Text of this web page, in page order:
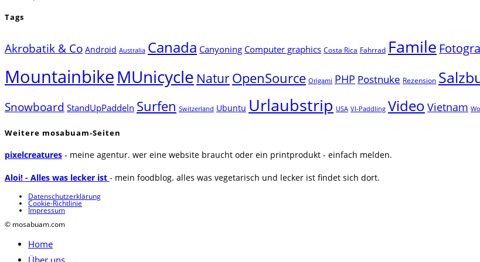
Tags
Akrobatik & Co Android Australia Canada Canyoning Computer graphics Costa Rica Fahrrad Famile
MountainbikeMUnicycle NaturOpenSource Origami PHP Postnuke Rezension
Snowboard StandUpPaddeln Surfen Switzerland Ubuntu Urlaubstrip USA VI-Paddling Video Vietnam
Weitere mosabuam-Seiten
pixelcreatures - meine agentur. wer eine website braucht oder ein printprodukt - einfach melden.
Aloi! - Alles was lecker ist - mein foodblog. alles was vegetarisch und lecker ist findet sich dort.
Datenschutzerklärung
Cookie-Richtlinie
Impressum
© mosabuam.com
Home
Über uns